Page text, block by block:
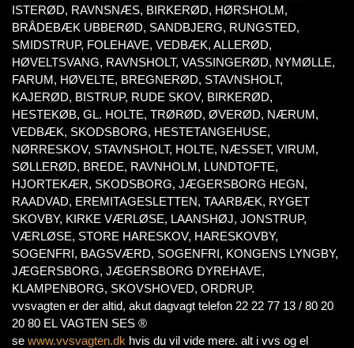
ISTERØD, RAVNSNÆS, BIRKERØD, HØRSHOLM,
BRÅDEBÆK UBBERØD, SANDBJERG, RUNGSTED,
SMIDSTRUP, FOLEHAVE, VEDBÆK, ALLERØD,
HØVELTSVANG, RAVNSHOLT, VASSINGERØD, NYMØLLE,
FARUM, HØVELTE, BREGNERØD, STAVNSHOLT,
KAJERØD, BISTRUP, RUDE SKOV, BIRKERØD,
HESTEKØB, GL. HOLTE, TRØRØD, ØVERØD, NÆRUM,
VEDBÆK, SKODSBORG, HESTETANGEHUSE,
NØRRESKOV, STAVNSHOLT, HOLTE, NÆSSET, VIRUM,
SØLLERØD, BREDE, RAVNHOLM, LUNDTOFTE,
HJORTEKÆR, SKODSBORG, JÆGERSBORG HEGN,
RAADVAD, EREMITAGESLETTEN, TAARBÆK, RYGET
SKOVBY, KIRKE VÆRLØSE, LAANSHØJ, JONSTRUP,
VÆRLØSE, STORE HARESKOV, HARESKOVBY,
SOGENFRI, BAGSVÆRD, SOGENFRI, KONGENS LYNGBY,
JÆGERSBORG, JÆGERSBORG DYREHAVE,
KLAMPENBORG, SKOVSHOVED, ORDRUP.
vvsvagten er der altid, akut dagvagt telefon 22 22 77 13 / 80 20
20 80 EL VAGTEN SES ®
se www.vvsvagten.dk hvis du vil vide mere. alt i vvs og el